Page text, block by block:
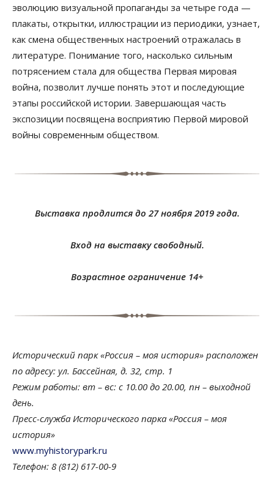
эволюцию визуальной пропаганды за четыре года —
плакаты, открытки, иллюстрации из периодики, узнает,
как смена общественных настроений отражалась в
литературе. Понимание того, насколько сильным
потрясением стала для общества Первая мировая
война, позволит лучше понять этот и последующие
этапы российской истории. Завершающая часть
экспозиции посвящена восприятию Первой мировой
войны современным обществом.
Выставка продлится до 27 ноября 2019 года.
Вход на выставку свободный.
Возрастное ограничение 14+
Исторический парк «Россия – моя история» расположен
по адресу: ул. Бассейная, д. 32, стр. 1
Режим работы: вт – вс: с 10.00 до 20.00, пн – выходной
день.
Пресс-служба Исторического парка «Россия – моя
история»
www.myhistorypark.ru
Телефон: 8 (812) 617-00-9